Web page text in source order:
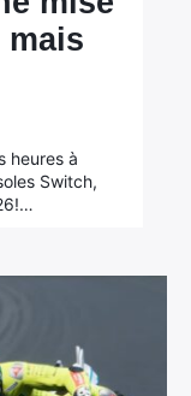
heures à
Switch,